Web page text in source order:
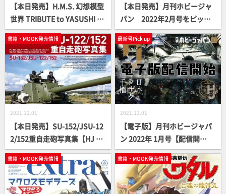
【本日発売】H.M.S. 幻想模型
世界 TRIBUTE to YASUSHI NI
RASAWA【立体造形ムック】
【本日発売】月刊ホビージャ
パン 2022年2月号をピック
アップ！
書籍・MOOK発売情報
2021.12.01
【本日発売】SU-152/JSU-12
2/152重自走砲写真集【HJ MI
LITARY PHOTO ALBUM】
最新号Pick up
2021.12.01
【電子版】月刊ホビージャパ
ン 2022年 1月号【配信開
始！】
書籍・MOOK発売情報 書籍・MOOK発売情報